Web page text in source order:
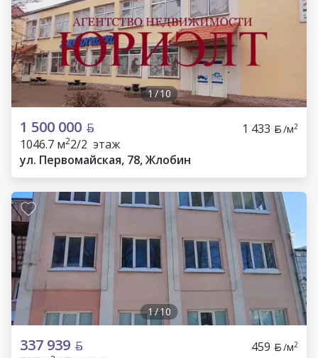
1/10
1 500 000 1 433 /м2
1046.7 м22/2 этаж
ул. Первомайская, 78, Жлобин
1/10
337 939 459 /м2